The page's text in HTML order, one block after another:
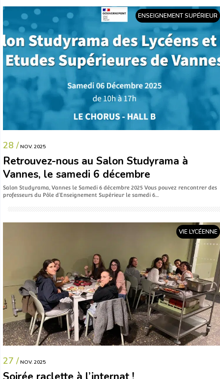
ENSEIGNEMENT SUPÉRIEUR
28 / NOV. 2025
Retrouvez-nous au Salon Studyrama à
Vannes, le samedi 6 décembre
Salon Studyrama, Vannes le Samedi 6 décembre 2025 Vous pouvez rencontrer des
professeurs du Pôle d’Enseignement Supérieur le samedi 6…
VIE LYCÉENNE
27 / NOV. 2025